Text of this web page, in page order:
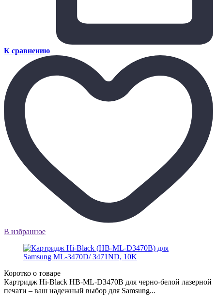
К сравнению
В избранное
Коротко о товаре
Картридж Hi-Black HB-ML-D3470B для черно-белой лазерной
печати – ваш надежный выбор для Samsung...